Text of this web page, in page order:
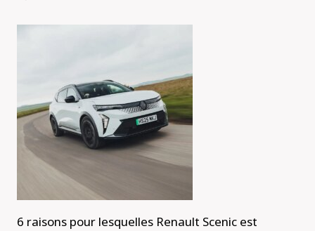
6 raisons pour lesquelles Renault Scenic est